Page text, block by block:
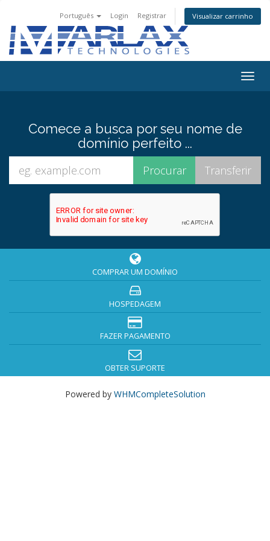
Português Login Registrar Visualizar carrinho
Comece a busca por seu nome de
domínio perfeito ...
COMPRAR UM DOMÍNIO
HOSPEDAGEM
FAZER PAGAMENTO
OBTER SUPORTE
Powered by WHMCompleteSolution